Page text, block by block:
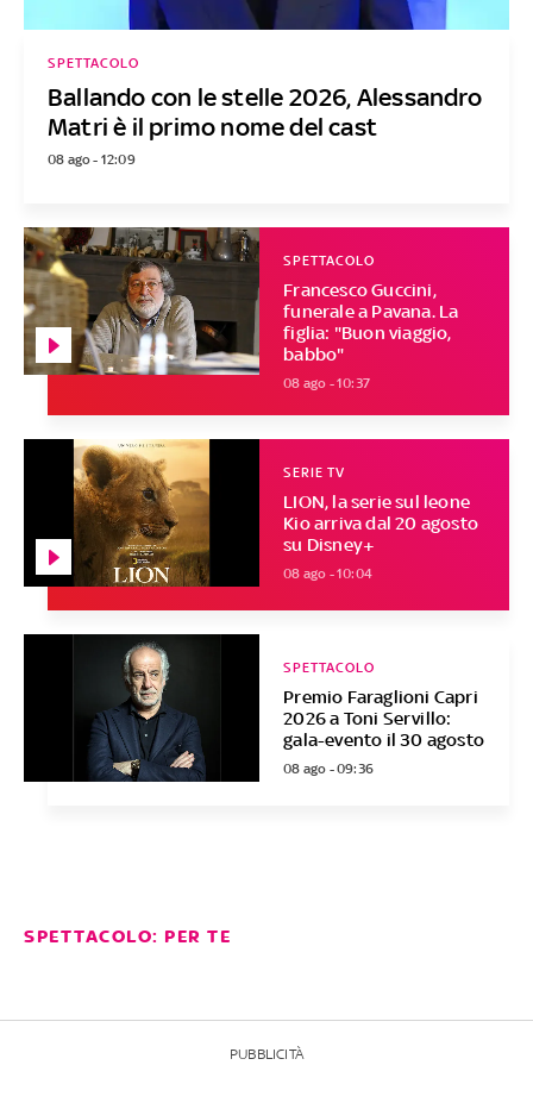
Ballando con le stelle 2026, Alessandro
Matri è il primo nome del cast
SPETTACOLO
08 ago - 12:09
Francesco Guccini,
funerale a Pavana. La
figlia: "Buon viaggio,
babbo"
SPETTACOLO
08 ago - 10:37
LION, la serie sul leone
Kio arriva dal 20 agosto
su Disney+
SERIE TV
08 ago - 10:04
Premio Faraglioni Capri
2026 a Toni Servillo:
gala-evento il 30 agosto
SPETTACOLO
08 ago - 09:36
SPETTACOLO: PER TE
PUBBLICITÀ